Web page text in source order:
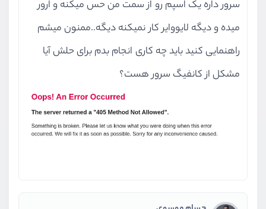
سرور داره یک اسپم رو از سمت من حس میکنه و ارور
میده و دیگه لایووایر کار نمیکنه دیگه..ممنون میشم
راهنمایی کنید باید چه کاری انجام بدم برای حلش آیا
مشکل از کانفیگ سرور هست؟